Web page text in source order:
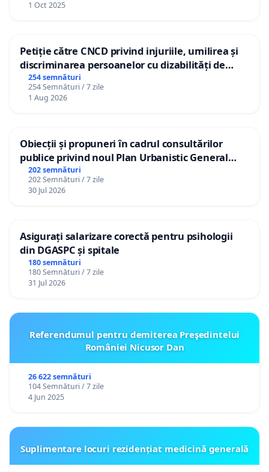
1 Oct 2025
Petiție către CNCD privind injuriile, umilirea și
discriminarea persoanelor cu dizabilități de
către utilizatorul TikTok „Gorici”
254 semnături
254 Semnături / 7 zile
1 Aug 2026
Obiecții și propuneri în cadrul consultărilor
publice privind noul Plan Urbanistic General
(PUG) Ialoveni
202 semnături
202 Semnături / 7 zile
30 Jul 2026
Asigurați salarizare corectă pentru psihologii
din DGASPC și spitale
180 semnături
180 Semnături / 7 zile
31 Jul 2026
Referendumul pentru demiterea Preşedintelui
României Nicusor Dan
26 622 semnături
104 Semnături / 7 zile
4 Jun 2025
Suplimentare locuri rezidențiat medicină generală